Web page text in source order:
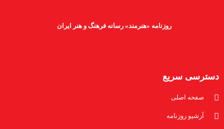
روزنامه «هنرمند» رسانه فرهنگ و هنر ایران
دسترسی سریع
صفحه اصلی
آرشیو روزنامه